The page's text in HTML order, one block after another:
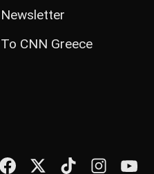
Newsletter
Το CNN Greece